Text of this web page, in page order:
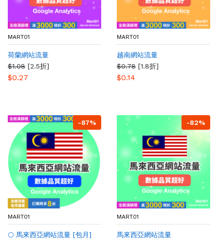
MART01
荷蘭網站流量
$1.08 [2.5折]
$0.27
MART01
越南網站流量
$0.78 [1.8折]
$0.14
-87%
MART01
🌕 馬來西亞網站流量 [包月]
-82%
MART01
馬來西亞網站流量